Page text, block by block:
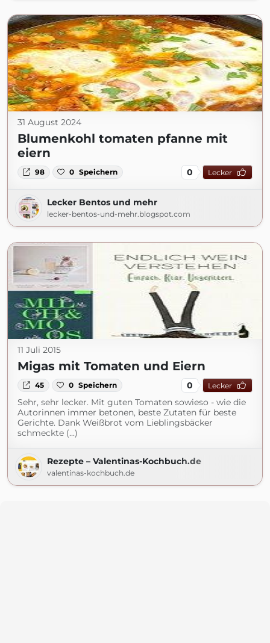
31 August 2024
Blumenkohl tomaten pfanne mit
eiern
98 0 Speichern 0 Lecker
Lecker Bentos und mehr
lecker-bentos-und-mehr.blogspot.com
11 Juli 2015
Migas mit Tomaten und Eiern
45 0 Speichern 0 Lecker
Sehr, sehr lecker. Mit guten Tomaten sowieso - wie die
Autorinnen immer betonen, beste Zutaten für beste
Gerichte. Dank Weißbrot vom Lieblingsbäcker
schmeckte (...)
Rezepte – Valentinas-Kochbuch.de
valentinas-kochbuch.de